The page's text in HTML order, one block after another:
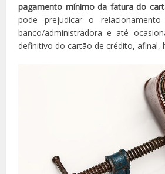
pagamento mínimo da fatura do
pode prejudicar o
banco/administradora e até
definitivo do cartão de crédito, afinal,